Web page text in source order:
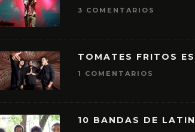
3 COMENTARIOS
TOMATES FRITOS
1 COMENTARIOS
10 BANDAS DE